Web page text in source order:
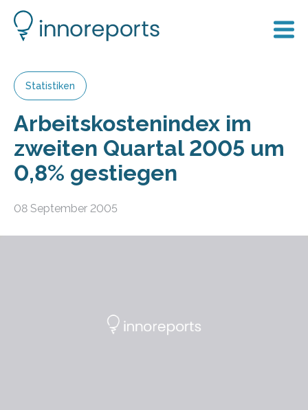
Statistiken
Arbeitskostenindex im
zweiten Quartal 2005 um
0,8% gestiegen
08 September 2005